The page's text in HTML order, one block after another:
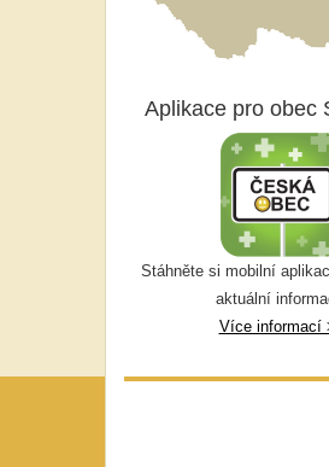
Aplikace pro obec
Stáhněte si mobilní
aktuální
Více informací